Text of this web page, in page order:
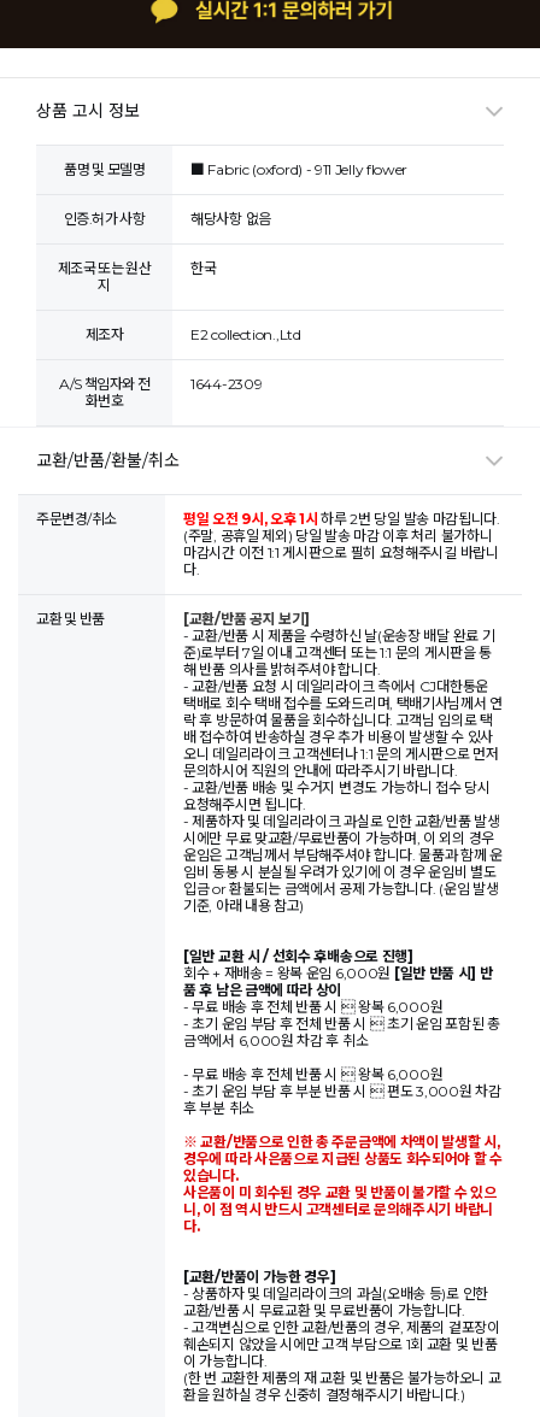
상품 고시 정보
품명 및 모델명 ■ Fabric (oxford) - 911 Jelly flower
인증.허가 사항 해당사항 없음
제조국 또는 원산
지
한국
제조자 E2 collection.,Ltd
A/S 책임자와 전
화번호
1644-2309
교환/반품/환불/취소
주문변경/취소 평일 오전 9시, 오후 1시하루 2번 당일 발송 마감됩니다.
(주말, 공휴일 제외) 당일 발송 마감 이후 처리 불가하니
마감시간 이전 1:1 게시판으로 필히 요청해주시길 바랍니
다.
교환 및 반품
[교환/반품 공지 보기]
- 교환/반품 시 제품을 수령하신 날(운송장 배달 완료 기
준)로부터 7일 이내 고객센터 또는 1:1 문의 게시판을 통
해 반품 의사를 밝혀주셔야 합니다.
- 교환/반품 요청 시 데일리라이크 측에서 CJ대한통운
택배로 회수 택배 접수를 도와드리며, 택배기사님께서 연
락 후 방문하여 물품을 회수하십니다. 고객님 임의로 택
배 접수하여 반송하실 경우 추가 비용이 발생할 수 있사
오니 데일리라이크 고객센터나 1:1 문의 게시판으로 먼저
문의하시어 직원의 안내에 따라주시기 바랍니다.
- 교환/반품 배송 및 수거지 변경도 가능하니 접수 당시
요청해주시면 됩니다.
- 제품하자 및 데일리라이크 과실로 인한 교환/반품 발생
시에만 무료 맞교환/무료반품이 가능하며, 이 외의 경우
운임은 고객님께서 부담해주셔야 합니다. 물품과 함께 운
임비 동봉 시 분실될 우려가 있기에 이 경우 운임비 별도
입금 or 환불되는 금액에서 공제 가능합니다. (운임 발생
기준, 아래 내용 참고)
[일반 교환 시 / 선회수 후배송으로 진행]
회수 + 재배송 = 왕복 운임 6,000원 [일반 반품 시] 반
품 후 남은 금액에 따라 상이
- 무료 배송 후 전체 반품 시  왕복 6,000원
- 초기 운임 부담 후 전체 반품 시  초기 운임 포함된 총
금액에서 6,000원 차감 후 취소
- 무료 배송 후 전체 반품 시  왕복 6,000원
- 초기 운임 부담 후 부분 반품 시  편도 3,000원 차감
후 부분 취소
※ 교환/반품으로 인한 총 주문금액에 차액이 발생할 시,
경우에 따라 사은품으로 지급된 상품도 회수되어야 할 수
있습니다.
사은품이 미 회수된 경우 교환 및 반품이 불가할 수 있으
니, 이 점 역시 반드시 고객센터로 문의해주시기 바랍니
다.
[교환/반품이 가능한 경우]
- 상품하자 및 데일리라이크의 과실(오배송 등)로 인한
교환/반품 시 무료교환 및 무료반품이 가능합니다.
- 고객변심으로 인한 교환/반품의 경우, 제품의 겉포장이
훼손되지 않았을 시에만 고객 부담으로 1회 교환 및 반품
이 가능합니다.
(한 번 교환한 제품의 재 교환 및 반품은 불가능하오니 교
환을 원하실 경우 신중히 결정해주시기 바랍니다.)